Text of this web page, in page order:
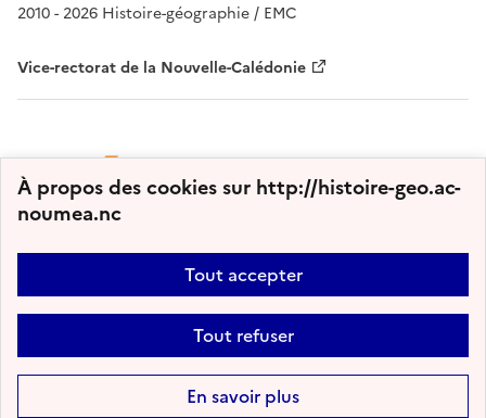
À propos des cookies sur http://histoire-geo.ac-
noumea.nc
Tout accepter
Tout refuser
En savoir plus
2010 - 2026 Histoire-géographie / EMC
Vice-rectorat de la Nouvelle-Calédonie
Plan du site Nous contacter
Accessibilité : partiellement conforme
Gestion des cookies
Paramètres d'affichage
Flux RSS